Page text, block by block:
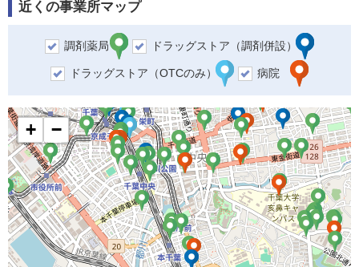
近くの事業所マップ
調剤薬局 ドラッグストア（調剤併設）
ドラッグストア（OTCのみ） 病院
+ −